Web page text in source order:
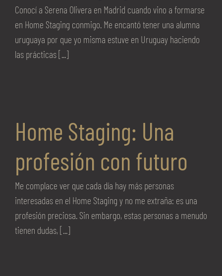
Conocí a Serena Olivera en Madrid cuando vino a formarse
en Home Staging conmigo. Me encantó tener una alumna
uruguaya por que yo misma estuve en Uruguay haciendo
las prácticas [...]
Home Staging: Una
profesión con futuro
Me complace ver que cada día hay más personas
interesadas en el Home Staging y no me extraña: es una
profesión preciosa. Sin embargo, estas personas a menudo
tienen dudas, [...]